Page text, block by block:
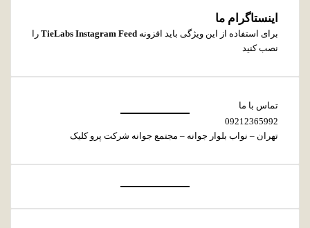
اینستاگرام ما
برای استفاده از این ویژگی باید افزونه TieLabs Instagram Feed را
نصب کنید
تماس با ما
09212365992
تهران – نواب بلوار جوانه – مجتمع جوانه شرکت پرو کلیک